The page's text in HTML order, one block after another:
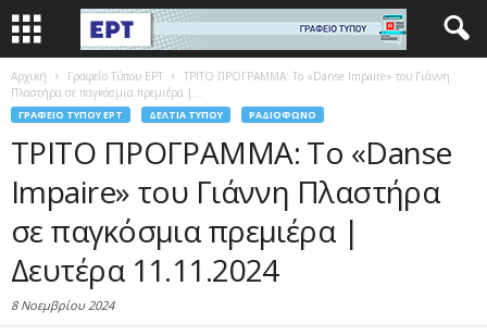
Αρχική Γραφείο Τύπου ΕΡΤ
ΤΡΙΤΟ ΠΡΟΓΡΑΜΜΑ: Το «Danse Impaire» του Γιάννη
Πλαστήρα σε παγκόσμια πρεμιέρα |...
ΓΡΑΦΕΊΟ ΤΎΠΟΥ ΕΡΤ ΔΕΛΤΊΑ ΤΎΠΟΥ ΡΑΔΙΌΦΩΝΟ
ΤΡΙΤΟ ΠΡΟΓΡΑΜΜΑ: Το «Danse
Impaire» του Γιάννη Πλαστήρα
σε παγκόσμια πρεμιέρα |
Δευτέρα 11.11.2024
8 Νοεμβρίου 2024